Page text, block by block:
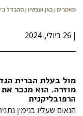
מאמרים / כאן ועכשיו / ההבדל
| 26 ביולי, 2024
מול בעלת הברית
מוזרה. הוא מנכר
הרפובליקנית
הנאום שעליו בנימין